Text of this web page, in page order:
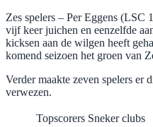
Zes spelers – Per Eggens (LSC
vijf keer juichen en eenzelfde
kicksen aan de wilgen heeft
komend seizoen het groen van
Verder maakte zeven spelers er
verwezen.
Topscorers Sneker clubs